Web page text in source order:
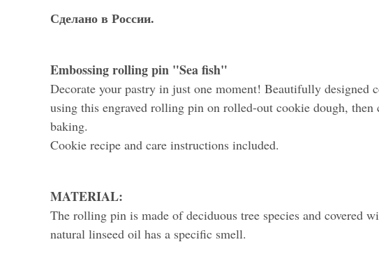
Сделано в России.
Embossing rolling pin "Sea fish"
Decorate your pastry in just one moment! Beautifully designed
using this engraved rolling pin on rolled-out cookie dough,
baking.
Cookie recipe and care instructions included.
MATERIAL:
The rolling pin is made of deciduous tree species and covered
natural linseed oil has a specific smell.